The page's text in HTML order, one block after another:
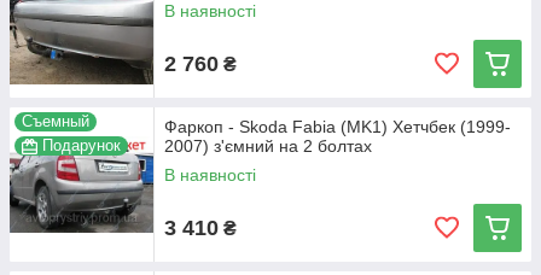
В наявності
2 760 ₴
Съемный
Подарунок
Фаркоп - Skoda Fabia (MK1) Хетчбек (1999-
2007) з'ємний на 2 болтах
В наявності
3 410 ₴